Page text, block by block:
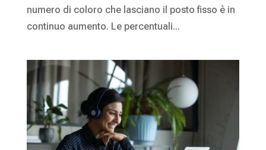
numero di coloro che lasciano il posto fisso è in
continuo aumento. Le percentuali...